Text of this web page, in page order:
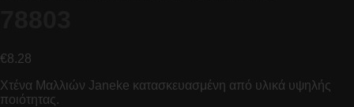
€8.28
Χτένα Μαλλιών Janeke κατασκευασμένη από υλικά υψηλής
ποιότητας.